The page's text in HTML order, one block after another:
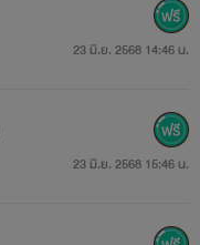
23 มิ.ย. 2568 14:46 น.
23 มิ.ย. 2568 15:46 น.